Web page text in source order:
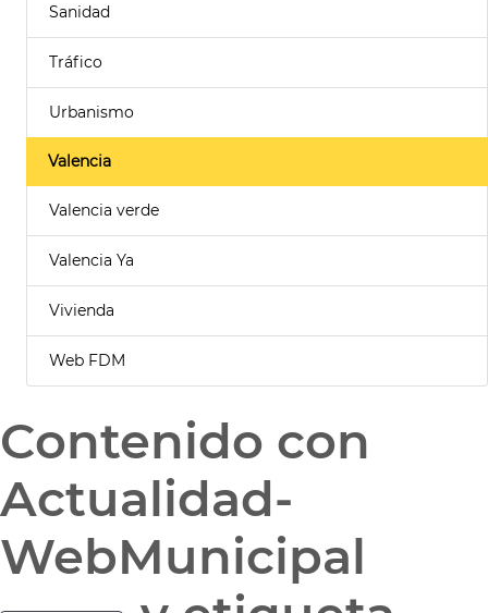
Sanidad
Tráfico
Urbanismo
Valencia
Valencia verde
Valencia Ya
Vivienda
Web FDM
Contenido con
Actualidad-
WebMunicipal